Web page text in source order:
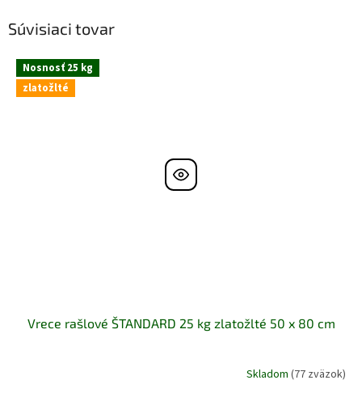
Súvisiaci tovar
Nosnosť 25 kg
zlatožlté
Vrece rašlové ŠTANDARD 25 kg zlatožlté 50 x 80 cm
Skladom (77 zväzok)